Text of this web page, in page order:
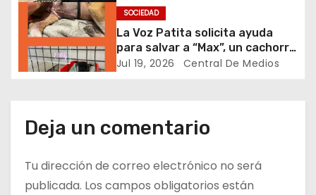
t
r
a
a
s
laboratorios serán clave para
garantizar la inocuidad
SOCIEDAD
La Voz Patita solicita ayuda
para salvar a “Max”, un cachorro
rescatado que lucha por su vida
Jul 19, 2026 Central De Medios
Deja un comentario
Tu dirección de correo electrónico no será
publicada. Los campos obligatorios están